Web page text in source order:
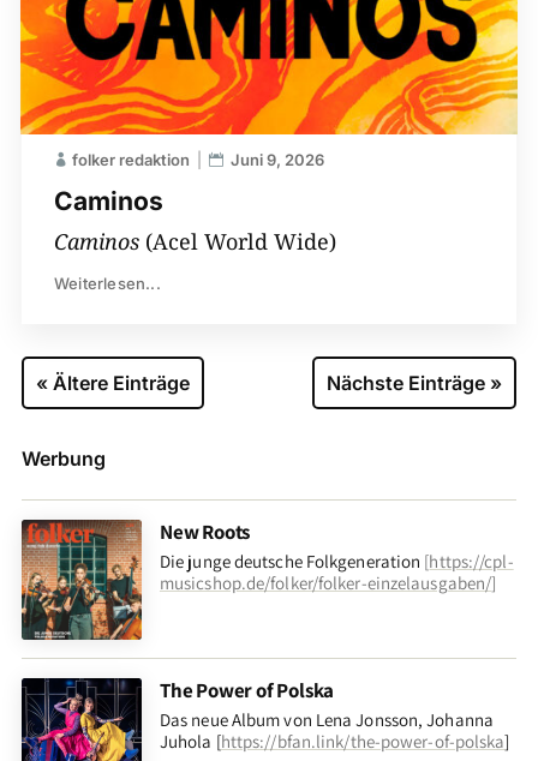
Caminos
folker redaktion Juni 9, 2026
Caminos(Acel World Wide)
Weiterlesen...
« Ältere Einträge Nächste Einträge »
Werbung
New Roots
Die junge deutsche Folkgeneration [https://cpl-
musicshop.de/folker/folker-einzelausgaben/]
The Power of Polska
Das neue Album von Lena Jonsson, Johanna
Juhola [https://bfan.link/the-power-of-polska]